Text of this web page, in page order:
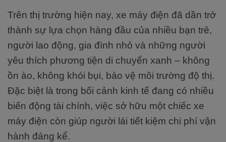
Trên thị trường hiện nay, xe máy điện đã dần trở
thành sự lựa chọn hàng đầu của nhiều bạn trẻ,
người lao động, gia đình nhỏ và những người
yêu thích phương tiện di chuyển xanh – không
ồn ào, không khói bụi, bảo vệ môi trường độ thị.
Đặc biệt là trong bối cảnh kinh tế đang có nhiều
biến động tài chính, việc sở hữu một chiếc xe
máy điện còn giúp người lái tiết kiệm chi phí vận
hành đáng kể.